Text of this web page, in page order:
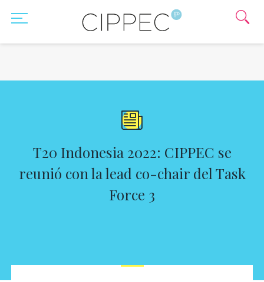
T20 Indonesia 2022: CIPPEC se
reunió con la lead co-chair del Task
Force 3